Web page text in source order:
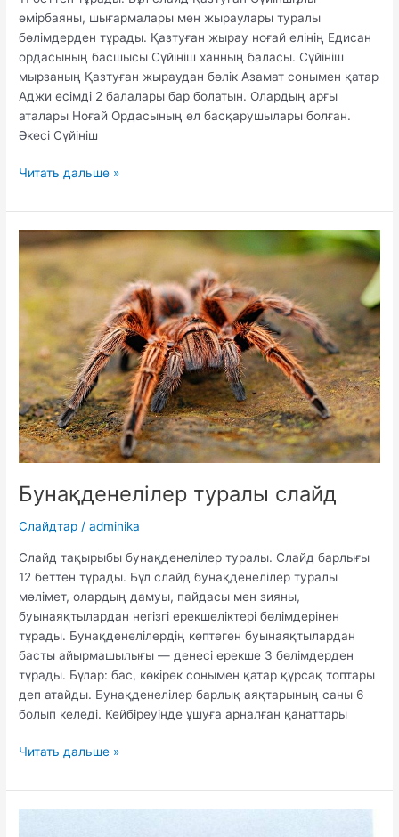
өмірбаяны, шығармалары мен жыраулары туралы
бөлімдерден тұрады. Қазтуған жырау ноғай елінің Едисан
ордасының басшысы Сүйініш ханның баласы. Сүйініш
мырзаның Қазтуған жыраудан бөлік Азамат сонымен қатар
Аджи есімді 2 балалары бар болатын. Олардың арғы
аталары Ноғай Ордасының ел басқарушылары болған.
Әкесі Сүйініш
Қазтуған
туралы
слайд
Читать дальше »
Бунақденелілер туралы слайд
Слайдтар /adminika
Слайд тақырыбы бунақденелілер туралы. Слайд барлығы
12 беттен тұрады. Бұл слайд бунақденелілер туралы
мәлімет, олардың дамуы, пайдасы мен зияны,
буынаяқтылардан негізгі ерекшеліктері бөлімдерінен
тұрады. Бунақденелілердің көптеген буынаяқтылардан
басты айырмашылығы — денесі ерекше 3 бөлімдерден
тұрады. Бұлар: бас, көкірек сонымен қатар құрсақ топтары
деп атайды. Бунақденелілер барлық аяқтарының саны 6
болып келеді. Кейбіреуінде ұшуға арналған қанаттары
Бунақденелілер
слайд
Читать дальше »